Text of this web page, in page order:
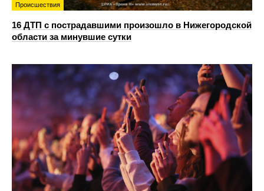
Происшествия
16 ДТП с пострадавшими произошло в Нижегородской
области за минувшие сутки